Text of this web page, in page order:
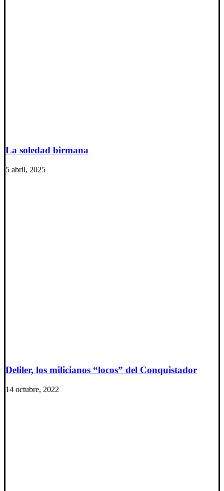
La soledad birmana
5 abril, 2025
Deliler, los milicianos “locos” del Conquistador
14 octubre, 2022